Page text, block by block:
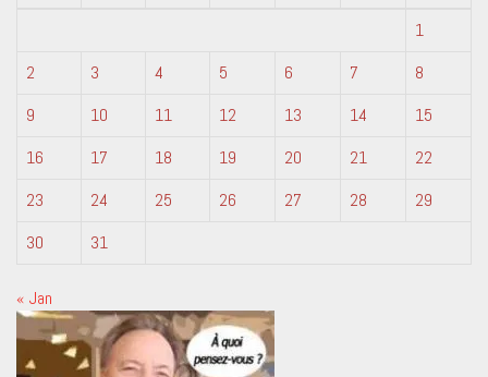
1
2
3 4 5 6 7
8
9
10 11 12 13 14
15
16
17 18 19 20 21
22
23
24 25 26 27 28
29
30
31
« Jan